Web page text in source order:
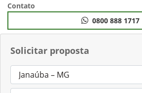
Solicitar proposta
Contato
0800 888 1717